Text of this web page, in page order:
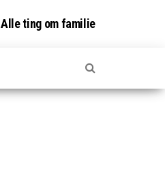
Alle ting om familie